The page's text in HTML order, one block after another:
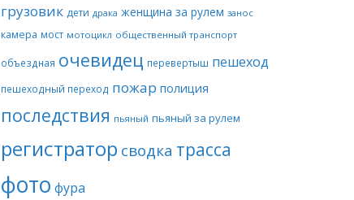
грузовик дети драка женщина за рулем занос
камера мост мотоцикл общественный транспорт
объездная очевидец перевертыш пешеход
пешеходный переход пожар полиция
последствия пьяный пьяный за рулем
регистратор сводка трасса
фото фура